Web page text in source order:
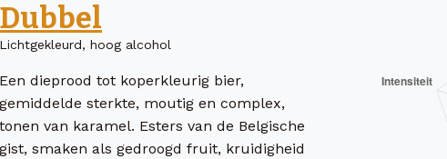
Dubbel
Lichtgekleurd, hoog alcohol
Een dieprood tot koperkleurig bier,
gemiddelde sterkte, moutig en complex,
tonen van karamel. Esters van de Belgische
gist, smaken als gedroogd fruit, kruidigheid